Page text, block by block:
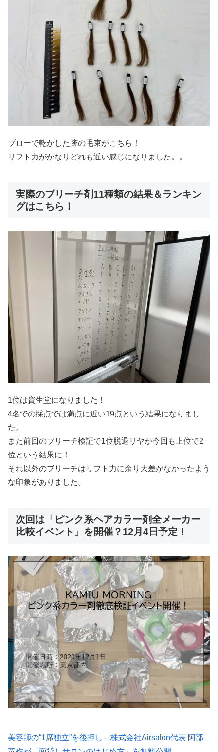
ブローで乾かした跡の毛束がこちら！
リフト力がかなりどれも近い感じになりました。。
実際のブリーチ剤11種類の結果＆ランキン
グはこちら！
1位は資生堂になりました！
4名での採点では満点に近い19点という結果になりまし
た。
また前回のブリーチ検証で1位脱退リヤが今回も上位で2
位という結果に！
それ以外のブリーチはリフト力に余り大差がなかったよう
な印象がありました。
次回は「ピンク系ヘアカラー剤全メーカー
比較イベント」を開催？12月4日予定！
美容師の“1席独立”を後押し—株式会社Airsalon代表 阿部